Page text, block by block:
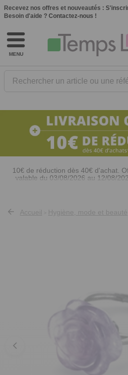
Recevez nos offres et nouveautés :
Besoin d'aide ? Contactez-nous !
MENU
Rechercher un article ou une
10€ de réduction dès 40€ d'achat. Offre
valable du 03/08/2026 au 12/08/
avec le code AT26
Accueil Hygiène, mode et beauté